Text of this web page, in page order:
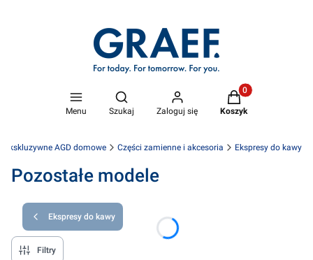
Menu
Otwórz wyszukiwarkę
Szukaj Zaloguj się
Produkty w
Koszyk
ekskluzywne AGD domowe Części zamienne i akcesoria Ekspresy do kawy
Pozostałe modele
Ekspresy do kawy
Filtry